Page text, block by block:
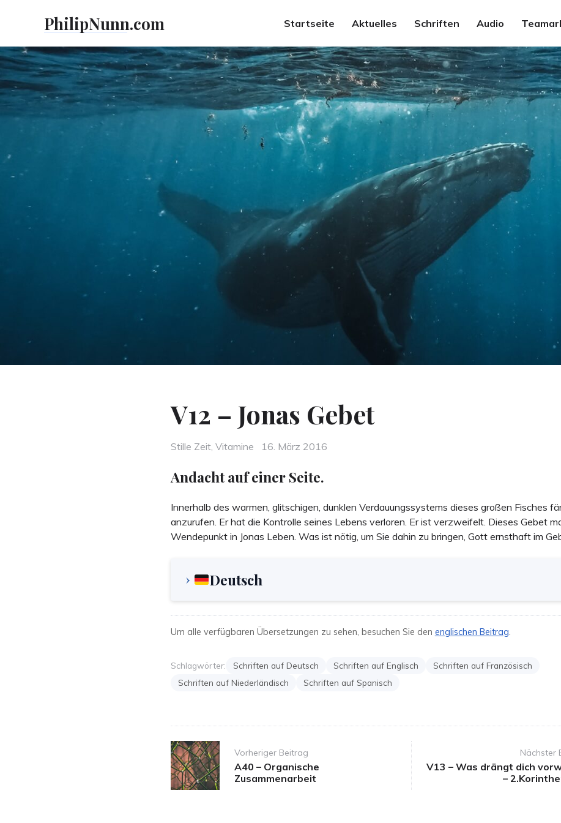
PhilipNunn.com Startseite Aktuelles Schriften Audio
V12 – Jonas Gebet
Categories
Stille Zeit, Vitamine
Posted
16. März 2016
Andacht auf einer Seite.
Innerhalb des warmen, glitschigen, dunklen Verdauungssystems dieses großen Fisches
anzurufen. Er hat die Kontrolle seines Lebens verloren. Er ist verzweifelt. Dieses Gebet
Wendepunkt in Jonas Leben. Was ist nötig, um Sie dahin zu bringen, Gott ernsthaft im
Deutsch
Um alle verfügbaren Übersetzungen zu sehen, besuchen Sie den englischen Beitrag.
Schlagwörter: Schriften auf Deutsch Schriften auf Englisch
Schriften auf Französisch
Schriften auf Niederländisch
Schriften auf Spanisch
Post
navigation
Vorheriger Beitrag
A40 – Organische
Zusammenarbeit
Nächster
V13 – Was drängt dich
–